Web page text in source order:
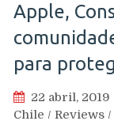
Apple,
para
22 abril, 2019
Chile / Reviews /